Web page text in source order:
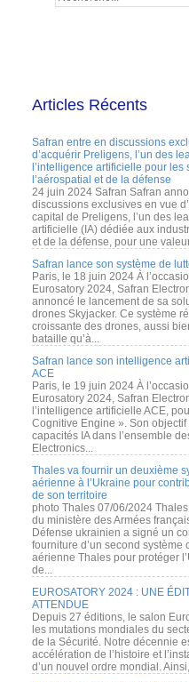
Articles Récents
Safran entre en discussions
d’acquérir Preligens, l’un des
l’intelligence artificielle pour les
l’aérospatial et de la défense
24 juin 2024 Safran Safran
discussions exclusives en vue
capital de Preligens, l’un des
artificielle (IA) dédiée aux
et de la défense, pour une
Safran lance son système de
Paris, le 18 juin 2024 À
Eurosatory 2024, Safran
annoncé le lancement de sa
drones Skyjacker. Ce système
croissante des drones, aussi
bataille qu’à...
Safran lance son intelligence
ACE
Paris, le 19 juin 2024 À
Eurosatory 2024, Safran
l’intelligence artificielle ACE,
Cognitive Engine ». Son objectif
capacités IA dans l’ensemble
Electronics...
Thales va fournir un deuxième
aérienne à l’Ukraine pour
de son territoire
photo Thales 07/06/2024
du ministère des Armées
Défense ukrainien a signé un
fourniture d’un second système
aérienne Thales pour protéger
de...
EUROSATORY 2024 : UNE
ATTENDUE
Depuis 27 éditions, le salon
les mutations mondiales du
de la Sécurité. Notre décennie
accélération de l’histoire et
d’un nouvel ordre mondial.